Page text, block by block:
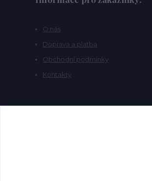
O nás
Doprava a platba
Obchodní podmínky
Kontakty